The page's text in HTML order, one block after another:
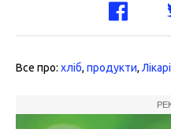
Все про: хліб, продукти, Лікарі